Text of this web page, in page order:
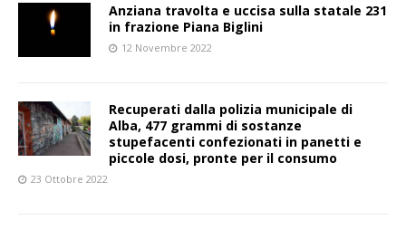
Anziana travolta e uccisa sulla statale 231
in frazione Piana Biglini
12 Novembre 2022
Recuperati dalla polizia municipale di
Alba, 477 grammi di sostanze
stupefacenti confezionati in panetti e
piccole dosi, pronte per il consumo
23 Ottobre 2022